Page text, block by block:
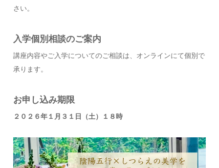
さい。
入学個別相談のご案内
講座内容やご入学についてのご相談は、オンラインにて個別で
承ります。
お申し込み期限
２０２６年１月３１日（土）１８時